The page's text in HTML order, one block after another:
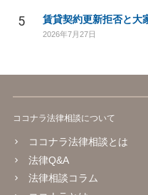
5
2026年7月27日
ココナラ法律相談について
ココナラ法律相談とは
法律Q&A
法律相談コラム